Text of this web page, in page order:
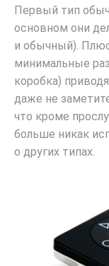
Первый тип
основном они
и обычный).
минимальные
коробка)
даже не
что кроме
больше никак
о других типах.